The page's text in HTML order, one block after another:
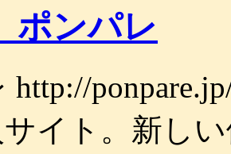
ポンパレ
http://
イト。新し